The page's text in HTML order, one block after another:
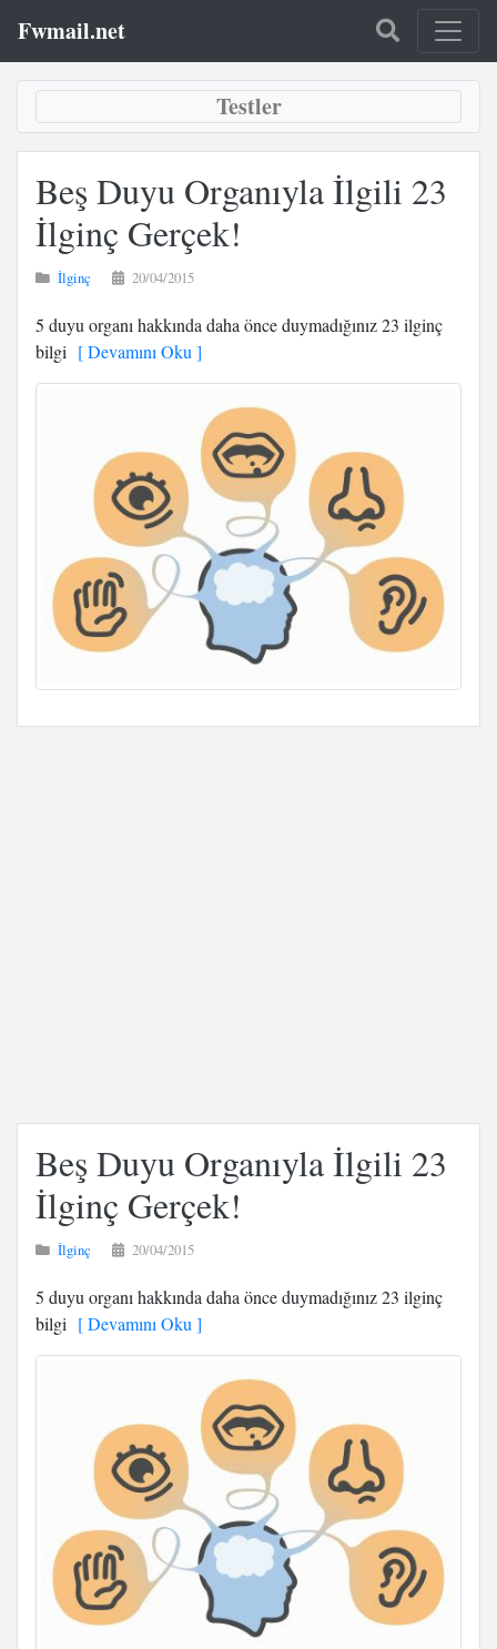
Fwmail.net
Testler
Beş Duyu Organıyla İlgili 23
İlginç Gerçek!
İlginç 20/04/2015
5 duyu organı hakkında daha önce duymadığınız 23 ilginç
bilgi [ Devamını Oku ]
Beş Duyu Organıyla İlgili 23
İlginç Gerçek!
İlginç 20/04/2015
5 duyu organı hakkında daha önce duymadığınız 23 ilginç
bilgi [ Devamını Oku ]